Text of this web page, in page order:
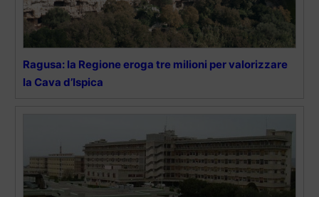
Ragusa: la Regione eroga tre milioni per valorizzare
la Cava d’Ispica